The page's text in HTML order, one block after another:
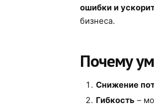
ошибки и
бизнеса.
Почему
Снижение
Гибкость –